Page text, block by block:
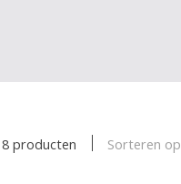
8 producten Sorteren op